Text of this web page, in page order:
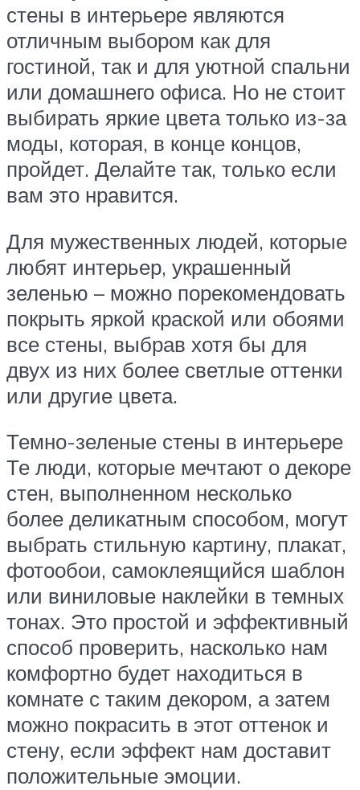
стены в интерьере являются
отличным выбором как для
гостиной, так и для уютной спальни
или домашнего офиса. Но не стоит
выбирать яркие цвета только из-за
моды, которая, в конце концов,
пройдет. Делайте так, только если
вам это нравится.
Для мужественных людей, которые
любят интерьер, украшенный
зеленью – можно порекомендовать
покрыть яркой краской или обоями
все стены, выбрав хотя бы для
двух из них более светлые оттенки
или другие цвета.
Темно-зеленые стены в интерьере
Те люди, которые мечтают о декоре
стен, выполненном несколько
более деликатным способом, могут
выбрать стильную картину, плакат,
фотообои, самоклеящийся шаблон
или виниловые наклейки в темных
тонах. Это простой и эффективный
способ проверить, насколько нам
комфортно будет находиться в
комнате с таким декором, а затем
можно покрасить в этот оттенок и
стену, если эффект нам доставит
положительные эмоции.